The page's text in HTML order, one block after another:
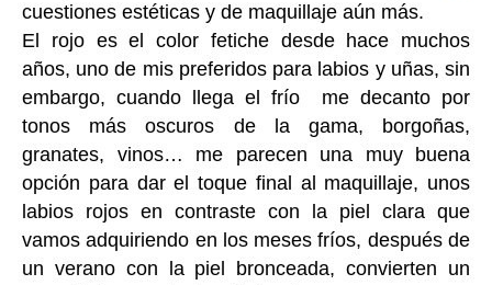
cuestiones estéticas y de maquillaje aún más.
El rojo es el color fetiche desde hace muchos
años, uno de mis preferidos para labios y uñas, sin
embargo, cuando llega el frío me decanto por
tonos más oscuros de la gama, borgoñas,
granates, vinos… me parecen una muy buena
opción para dar el toque final al maquillaje, unos
labios rojos en contraste con la piel clara que
vamos adquiriendo en los meses fríos, después de
un verano con la piel bronceada, convierten un